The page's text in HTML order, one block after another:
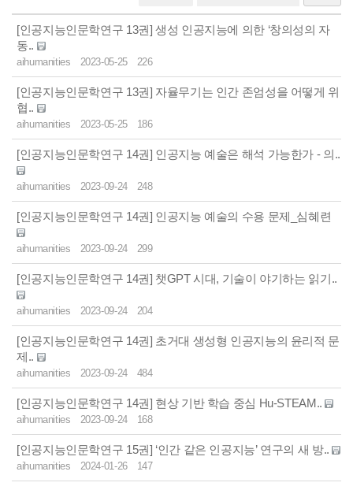
[인공지능인문학연구 13권] 생성 인공지능에 의한 ‘창의성의 자
동..
aihumanities 2023-05-25 226
[인공지능인문학연구 13권] 자율무기는 인간 존엄성을 어떻게 위
협..
aihumanities 2023-05-25 186
[인공지능인문학연구 14권] 인공지능 예술은 해석 가능한가 - 의..
aihumanities 2023-09-24 248
[인공지능인문학연구 14권] 인공지능 예술의 수용 문제_심혜련
aihumanities 2023-09-24 299
[인공지능인문학연구 14권] 챗GPT 시대, 기술이 야기하는 읽기..
aihumanities 2023-09-24 204
[인공지능인문학연구 14권] 초거대 생성형 인공지능의 윤리적 문
제..
aihumanities 2023-09-24 484
[인공지능인문학연구 14권] 현상 기반 학습 중심 Hu-STEAM..
aihumanities 2023-09-24 168
[인공지능인문학연구 15권] ‘인간 같은 인공지능’ 연구의 새 방..
aihumanities 2024-01-26 147